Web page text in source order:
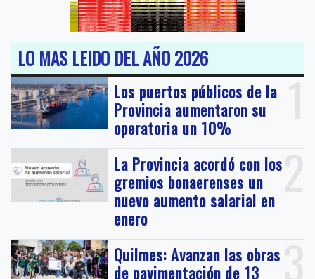
LO MAS LEIDO DEL AÑO 2026
1
Los puertos públicos de la
Provincia aumentaron su
operatoria un 10%
2
La Provincia acordó con los
gremios bonaerenses un
nuevo aumento salarial en
enero
3
Quilmes: Avanzan las obras
de pavimentación de 13